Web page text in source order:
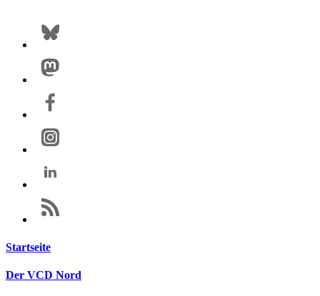
Startseite
Der VCD Nord